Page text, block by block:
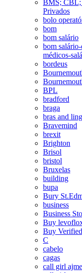
BMS; CBL;
Privados
bolo
bom
bom salário
bom
médicos-
bordeus
BPL
bradford
braga
bras and
Bravemind
brexit
Brighton
Brisol
bristol
Bruxelas
building
bupa
Bury
business
Business
Buy
Buy
C
cabelo
cagas
call girl